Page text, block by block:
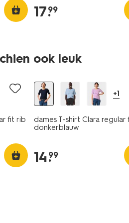
17.
99
ook leuk
fit rib
essential
+1
dames T-shirt Clara
donkerblauw
14.
99